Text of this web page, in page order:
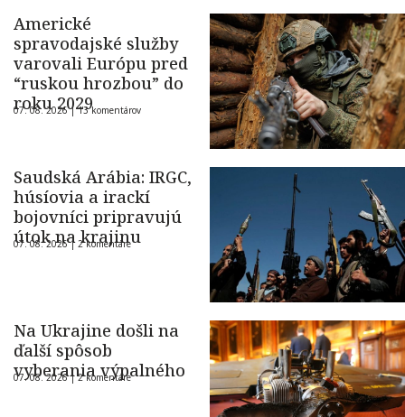
Americké
spravodajské služby
varovali Európu pred
“ruskou hrozbou” do
roku 2029
07. 08. 2026 |13 komentárov
Saudská Arábia: IRGC,
húsíovia a irackí
bojovníci pripravujú
útok na krajinu
07. 08. 2026 |2 komentáre
Na Ukrajine došli na
ďalší spôsob
vyberania výpalného
07. 08. 2026 |2 komentáre